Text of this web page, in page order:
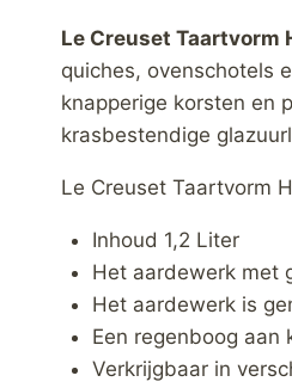
Le Creuset Taartvorm
quiches, ovenschotels
knapperige korsten en
krasbestendige
Le Creuset Taartvorm
Inhoud 1,2 Liter
Het aardewerk met
Het aardewerk is
Een regenboog aan
Verkrijgbaar in